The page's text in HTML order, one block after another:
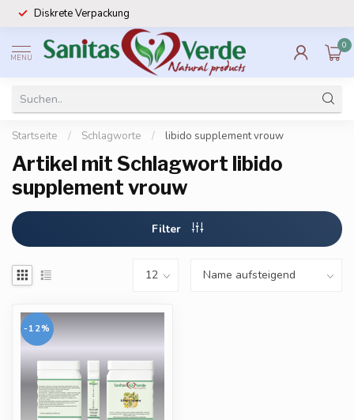
Diskrete Verpackung
MENU
0
Startseite / Schlagworte / libido supplement vrouw
Artikel mit Schlagwort libido
supplement vrouw
Filter
-12%